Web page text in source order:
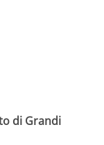
di Grandi